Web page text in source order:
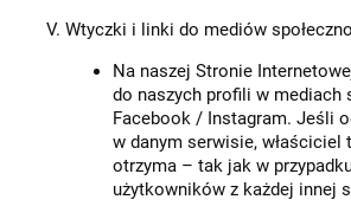
Wtyczki i linki do mediów
Na naszej Stronie
do naszych profili w mediach
Facebook / Instagram. Jeśli
w danym serwisie, właściciel
otrzyma – tak jak w
użytkowników z każdej innej